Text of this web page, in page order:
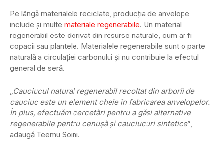
Pe lângă materialele reciclate, producția de anvelope
include și multe materiale regenerabile. Un material
regenerabil este derivat din resurse naturale, cum ar fi
copacii sau plantele. Materialele regenerabile sunt o parte
naturală a circulației carbonului și nu contribuie la efectul
general de seră.
„Cauciucul natural regenerabil recoltat din arborii de
cauciuc este un element cheie în fabricarea anvelopelor.
În plus, efectuăm cercetări pentru a găsi alternative
regenerabile pentru cenușă și cauciucuri sintetice”,
adaugă Teemu Soini.